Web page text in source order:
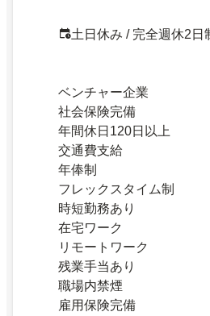
土日休み / 完全週休2日
ベンチャー企業
社会保険完備
年間休日120日以上
交通費支給
年俸制
フレックスタイム制
時短勤務あり
在宅ワーク
リモートワーク
残業手当あり
職場内禁煙
雇用保険完備